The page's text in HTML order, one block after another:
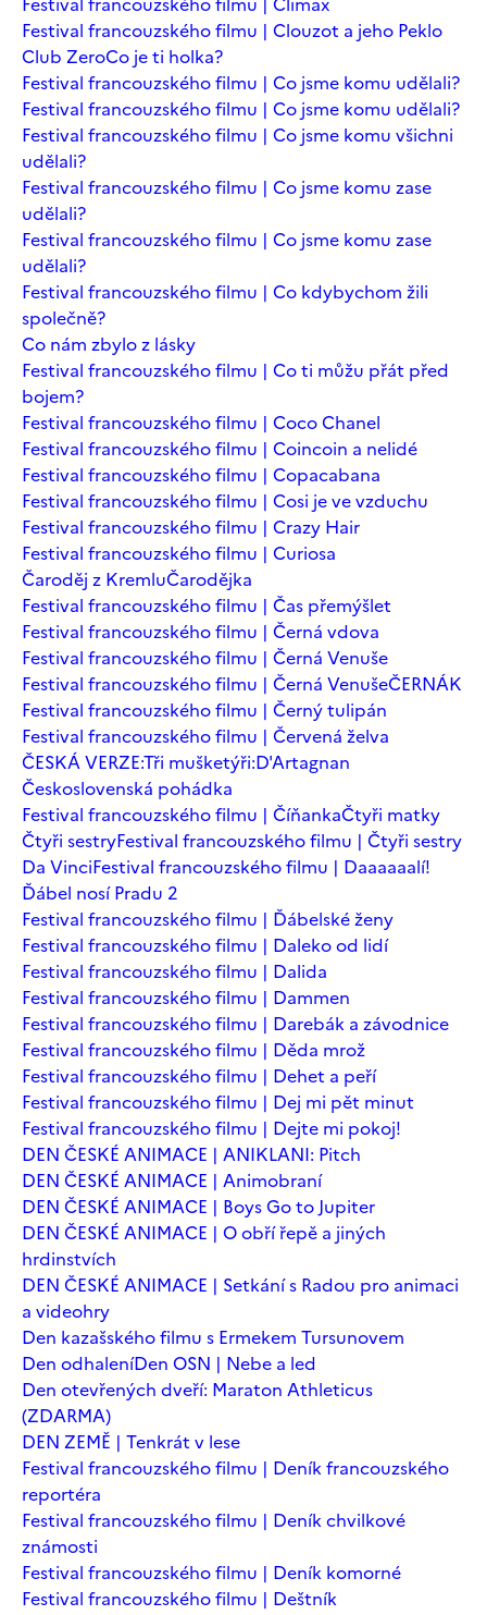
Festival francouzského filmu | Clouzot a jeho Peklo
Club ZeroCo je ti holka?
Festival francouzského filmu | Co jsme komu udělali?
Festival francouzského filmu | Co jsme komu udělali?
Festival francouzského filmu | Co jsme komu všichni
udělali?
Festival francouzského filmu | Co jsme komu zase
udělali?
Festival francouzského filmu | Co jsme komu zase
udělali?
Festival francouzského filmu | Co kdybychom žili
společně?
Co nám zbylo z lásky
Festival francouzského filmu | Co ti můžu přát před
bojem?
Festival francouzského filmu | Coco Chanel
Festival francouzského filmu | Coincoin a nelidé
Festival francouzského filmu | Copacabana
Festival francouzského filmu | Cosi je ve vzduchu
Festival francouzského filmu | Crazy Hair
Festival francouzského filmu | Curiosa
Čaroděj z KremluČarodějka
Festival francouzského filmu | Čas přemýšlet
Festival francouzského filmu | Černá vdova
Festival francouzského filmu | Černá Venuše
Festival francouzského filmu | Černá VenušeČERNÁK
Festival francouzského filmu | Černý tulipán
Festival francouzského filmu | Červená želva
ČESKÁ VERZE:Tři mušketýři:D'Artagnan
Československá pohádka
Festival francouzského filmu | ČíňankaČtyři matky
Čtyři sestryFestival francouzského filmu | Čtyři sestry
Da VinciFestival francouzského filmu | Daaaaaalí!
Ďábel nosí Pradu 2
Festival francouzského filmu | Ďábelské ženy
Festival francouzského filmu | Daleko od lidí
Festival francouzského filmu | Dalida
Festival francouzského filmu | Dammen
Festival francouzského filmu | Darebák a závodnice
Festival francouzského filmu | Děda mrož
Festival francouzského filmu | Dehet a peří
Festival francouzského filmu | Dej mi pět minut
Festival francouzského filmu | Dejte mi pokoj!
DEN ČESKÉ ANIMACE | ANIKLANI: Pitch
DEN ČESKÉ ANIMACE | Animobraní
DEN ČESKÉ ANIMACE | Boys Go to Jupiter
DEN ČESKÉ ANIMACE | O obří řepě a jiných
hrdinstvích
DEN ČESKÉ ANIMACE | Setkání s Radou pro animaci
a videohry
Den kazašského filmu s Ermekem Tursunovem
Den odhaleníDen OSN | Nebe a led
Den otevřených dveří: Maraton Athleticus
(ZDARMA)
DEN ZEMĚ | Tenkrát v lese
Festival francouzského filmu | Deník francouzského
reportéra
Festival francouzského filmu | Deník chvilkové
známosti
Festival francouzského filmu | Deník komorné
Festival francouzského filmu | Deštník